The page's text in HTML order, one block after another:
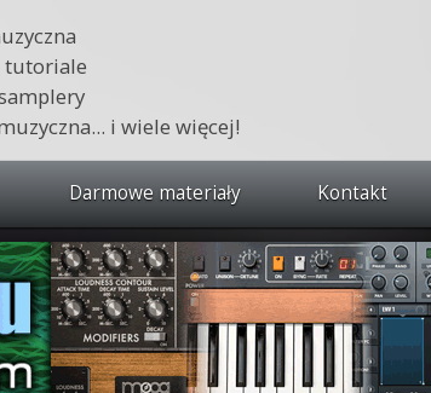
tutoriale
i wiele więcej!
i warsztaty
praktyce
Darmowe materiały Kontakt